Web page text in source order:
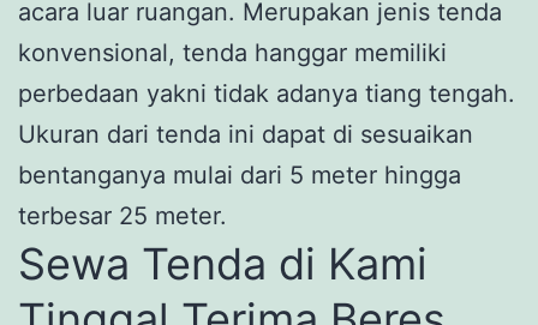
acara luar ruangan. Merupakan jenis tenda
konvensional, tenda hanggar memiliki
perbedaan yakni tidak adanya tiang tengah.
Ukuran dari tenda ini dapat di sesuaikan
bentanganya mulai dari 5 meter hingga
terbesar 25 meter.
Sewa Tenda di Kami